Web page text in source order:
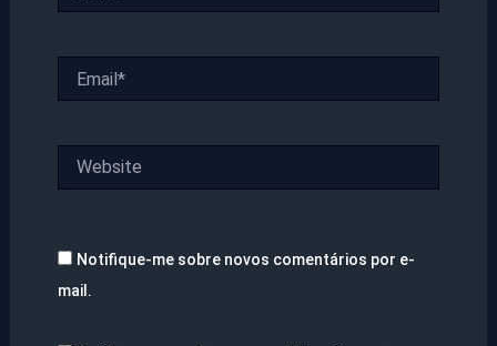
Notifique-me sobre novos comentários por e-
mail.